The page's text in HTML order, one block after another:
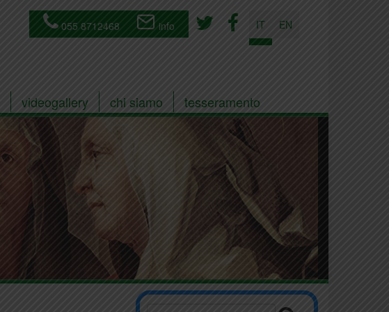
055 8712468 info IT EN
videogallery chi siamo tesseramento